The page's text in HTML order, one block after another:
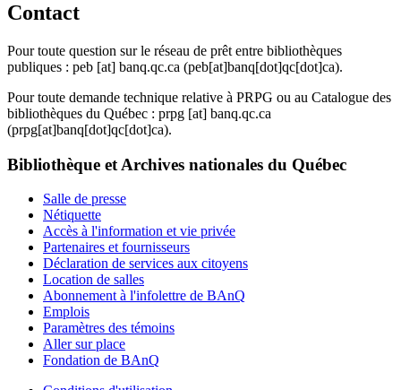
Contact
Pour toute question sur le réseau de prêt entre bibliothèques
publiques : peb [at] banq.qc.ca (peb[at]banq[dot]qc[dot]ca).
Pour toute demande technique relative à PRPG ou au Catalogue des
bibliothèques du Québec : prpg [at] banq.qc.ca
(prpg[at]banq[dot]qc[dot]ca).
Bibliothèque et Archives nationales du Québec
Salle de presse
Nétiquette
Accès à l'information et vie privée
Partenaires et fournisseurs
Déclaration de services aux citoyens
Location de salles
Abonnement à l'infolettre de BAnQ
Emplois
Paramètres des témoins
Aller sur place
Fondation de BAnQ